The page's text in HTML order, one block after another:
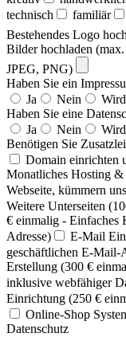
technisch
familiär
Bestehendes Logo
Bilder hochladen
JPEG, PNG)
Haben Sie ein
Ja
Nein
Haben Sie eine
Ja
Nein
Benötigen Sie
Domain einrichten
Monatliches Hosting
Webseite, kümmern
Weitere Unterseiten
€ einmalig - Einfaches
Adresse)
E-Mail
geschäftlichen E-Mail-
Erstellung (300 €
inklusive webfähiger
Einrichtung (250 €
Online-Shop
Datenschutz